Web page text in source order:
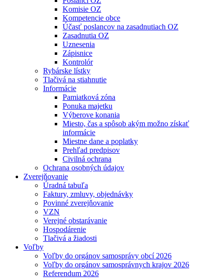
Komisie OZ
Kompetencie obce
Účasť poslancov na zasadnutiach OZ
Zasadnutia OZ
Uznesenia
Zápisnice
Kontrolór
Rybárske lístky
Tlačivá na stiahnutie
Informácie
Pamiatková zóna
Ponuka majetku
Výberove konania
Miesto, čas a spôsob akým možno získať
informácie
Miestne dane a poplatky
Prehľad predpisov
Civilná ochrana
Ochrana osobných údajov
Zverejňovanie
Úradná tabuľa
Faktury, zmluvy, objednávky
Povinné zverejňovanie
VZN
Verejné obstarávanie
Hospodárenie
Tlačivá a žiadosti
Voľby
Voľby do orgánov samosprávy obcí 2026
Voľby do orgánov samosprávnych krajov 2026
Referendum 2026